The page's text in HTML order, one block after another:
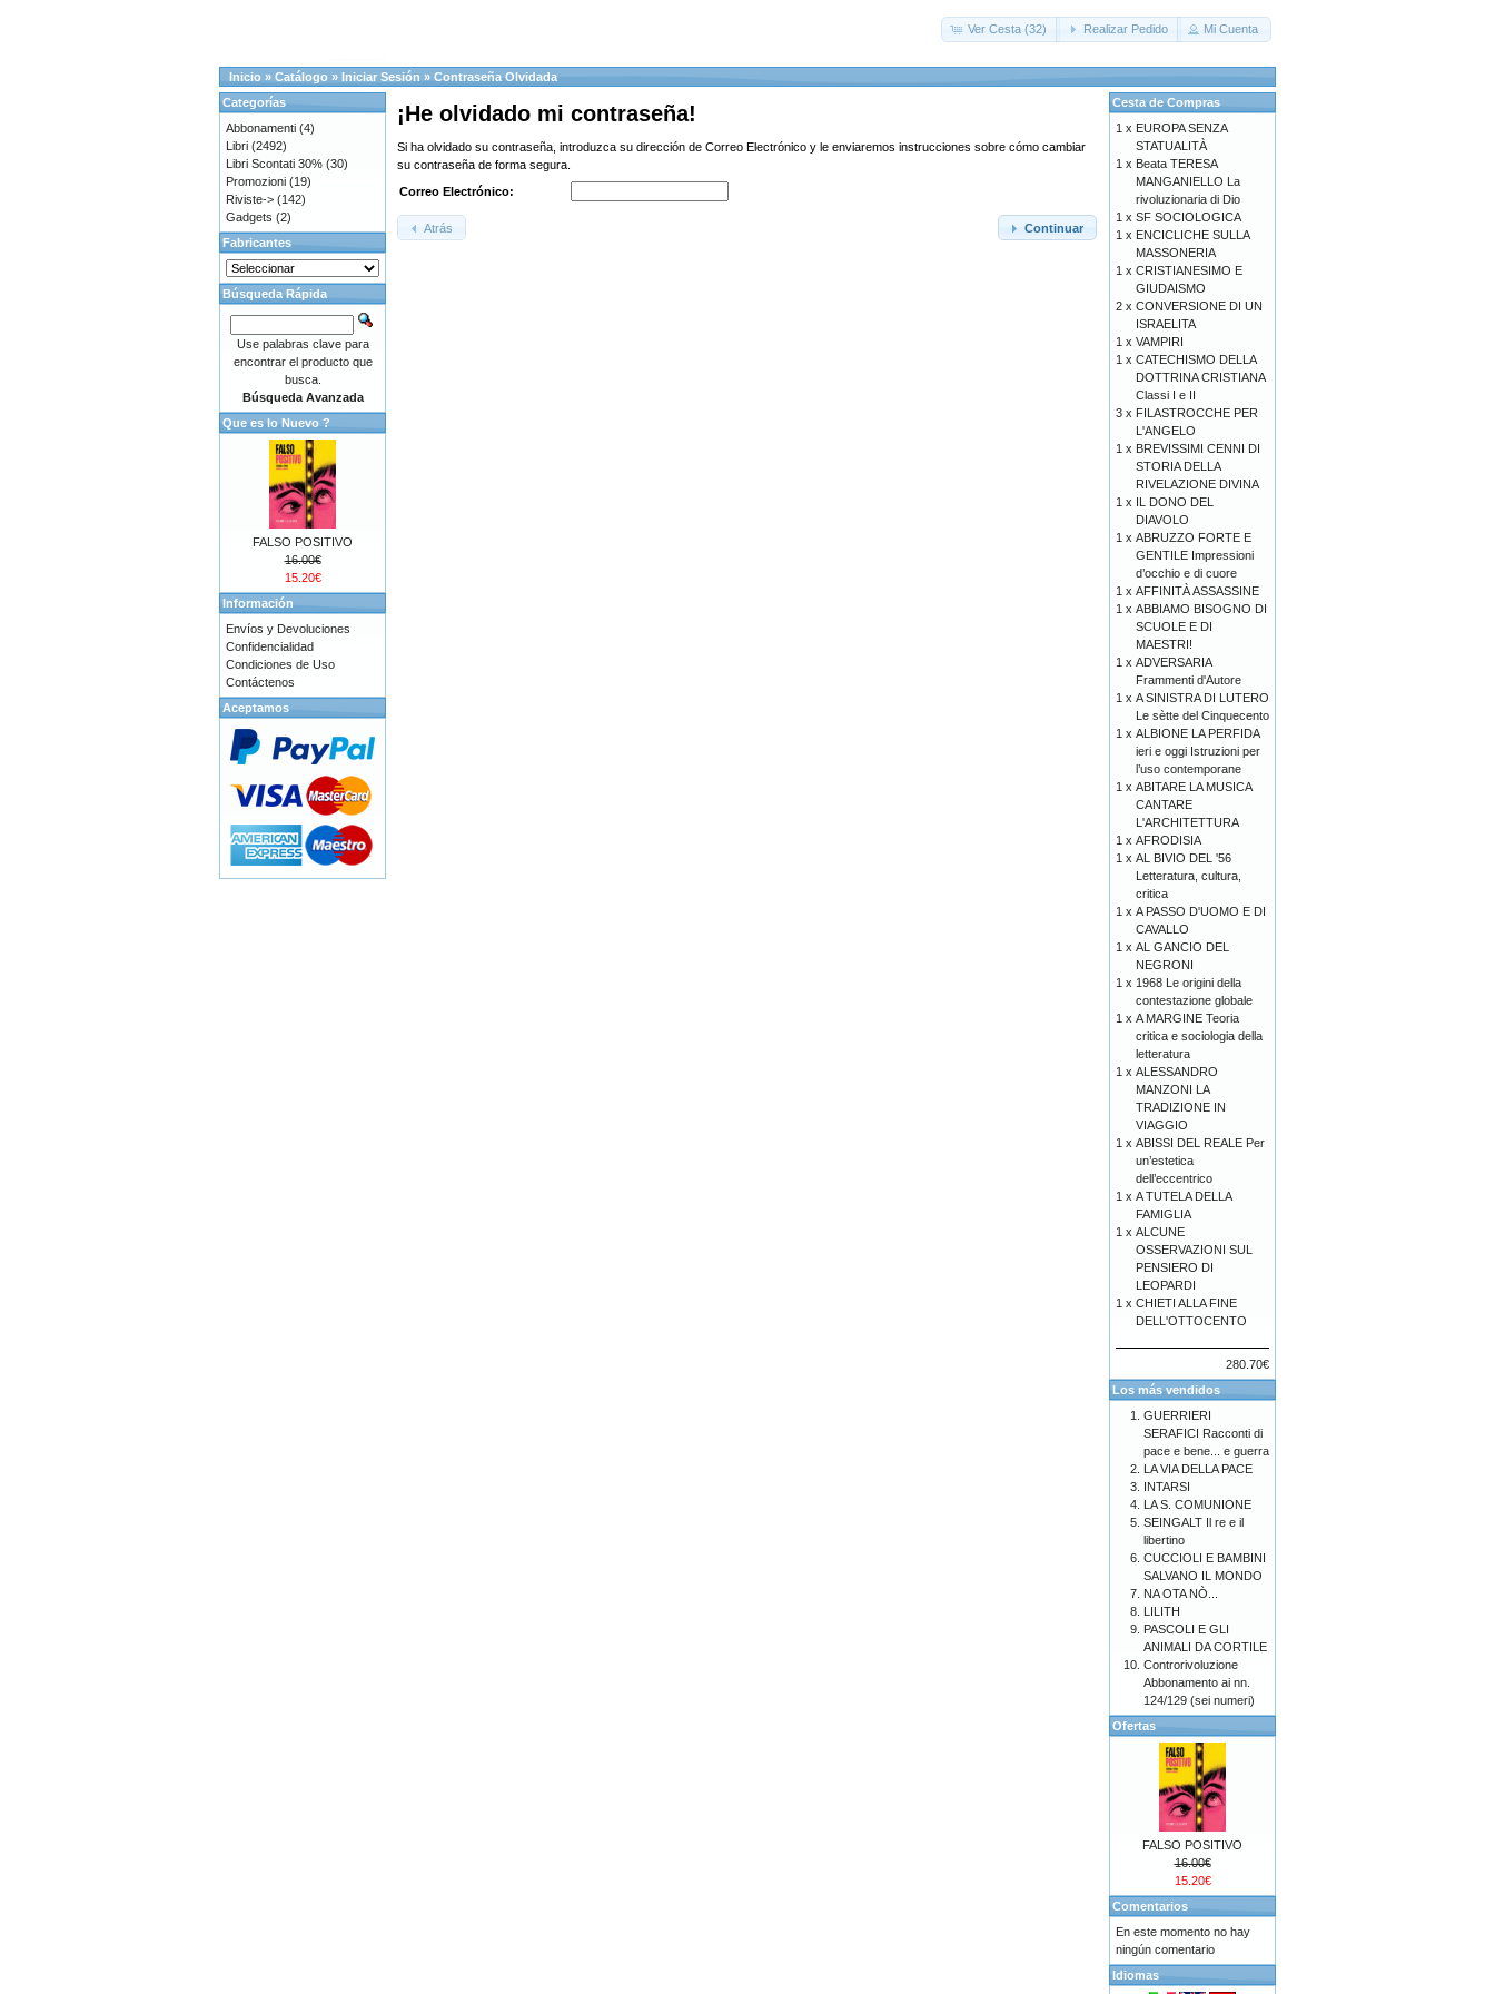
Ver Cesta (32) Realizar Pedido Mi Cuenta
Inicio » Catálogo » Iniciar Sesión » Contraseña Olvidada
¡He olvidado mi contraseña!
Si ha olvidado su contraseña, introduzca su dirección de Correo Electrónico y le enviaremos instrucciones sobre cómo cambiar
su contraseña de forma segura.
Correo Electrónico:
Continuar
Atrás
Categorías
Abbonamenti (4)
Libri (2492)
Libri Scontati 30% (30)
Promozioni (19)
Riviste-> (142)
Gadgets (2)
Fabricantes
Búsqueda Rápida
Use palabras clave para
encontrar el producto que
busca.
Búsqueda Avanzada
Que es lo Nuevo ?
FALSO POSITIVO
16.00€
15.20€
Información
Envíos y Devoluciones
Confidencialidad
Condiciones de Uso
Contáctenos
Aceptamos
Cesta de Compras
1 x EUROPA SENZA
STATUALITÀ
1 x Beata TERESA
MANGANIELLO La
rivoluzionaria di Dio
1 x SF SOCIOLOGICA
1 x ENCICLICHE SULLA
MASSONERIA
1 x CRISTIANESIMO E
GIUDAISMO
2 x CONVERSIONE DI UN
ISRAELITA
1 x VAMPIRI
1 x CATECHISMO DELLA
DOTTRINA CRISTIANA
Classi I e II
3 x FILASTROCCHE PER
L'ANGELO
1 x BREVISSIMI CENNI DI
STORIA DELLA
RIVELAZIONE DIVINA
1 x IL DONO DEL
DIAVOLO
1 x ABRUZZO FORTE E
GENTILE Impressioni
d’occhio e di cuore
1 x AFFINITÀ ASSASSINE
1 x ABBIAMO BISOGNO DI
SCUOLE E DI
MAESTRI!
1 x ADVERSARIA
Frammenti d'Autore
1 x A SINISTRA DI LUTERO
Le sètte del Cinquecento
1 x ALBIONE LA PERFIDA
ieri e oggi Istruzioni per
l’uso contemporane
1 x ABITARE LA MUSICA
CANTARE
L'ARCHITETTURA
1 x AFRODISIA
1 x AL BIVIO DEL '56
Letteratura, cultura,
critica
1 x A PASSO D'UOMO E DI
CAVALLO
1 x AL GANCIO DEL
NEGRONI
1 x 1968 Le origini della
contestazione globale
1 x A MARGINE Teoria
critica e sociologia della
letteratura
1 x ALESSANDRO
MANZONI LA
TRADIZIONE IN
VIAGGIO
1 x ABISSI DEL REALE Per
un’estetica
dell’eccentrico
1 x A TUTELA DELLA
FAMIGLIA
1 x ALCUNE
OSSERVAZIONI SUL
PENSIERO DI
LEOPARDI
1 x CHIETI ALLA FINE
DELL'OTTOCENTO
280.70€
Los más vendidos
GUERRIERI
SERAFICI Racconti di
pace e bene... e guerra
LA VIA DELLA PACE
INTARSI
LA S. COMUNIONE
SEINGALT Il re e il
libertino
CUCCIOLI E BAMBINI
SALVANO IL MONDO
NA OTA NÒ...
LILITH
PASCOLI E GLI
ANIMALI DA CORTILE
Controrivoluzione
Abbonamento ai nn.
124/129 (sei numeri)
Ofertas
FALSO POSITIVO
16.00€
15.20€
Comentarios
En este momento no hay
ningún comentario
Idiomas